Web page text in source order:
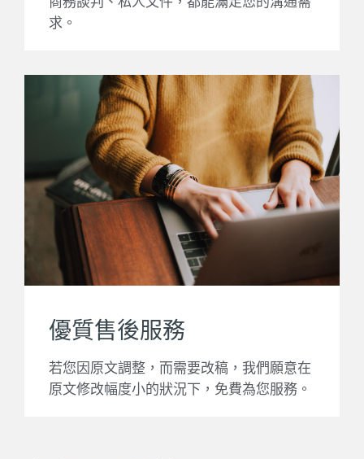
求。
優質售後服務
若您因原文調整，而需要改稿，我們願意在
原文修改幅度小的狀況下，免費為您服務。